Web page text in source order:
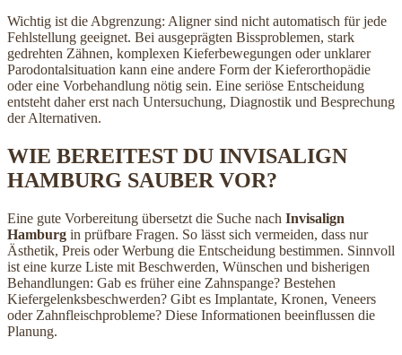
Wichtig ist die Abgrenzung: Aligner sind nicht automatisch für jede
Fehlstellung geeignet. Bei ausgeprägten Bissproblemen, stark
gedrehten Zähnen, komplexen Kieferbewegungen oder unklarer
Parodontalsituation kann eine andere Form der Kieferorthopädie
oder eine Vorbehandlung nötig sein. Eine seriöse Entscheidung
entsteht daher erst nach Untersuchung, Diagnostik und Besprechung
der Alternativen.
WIE BEREITEST DU INVISALIGN
HAMBURG SAUBER VOR?
Eine gute Vorbereitung übersetzt die Suche nach Invisalign
Hamburg in prüfbare Fragen. So lässt sich vermeiden, dass nur
Ästhetik, Preis oder Werbung die Entscheidung bestimmen. Sinnvoll
ist eine kurze Liste mit Beschwerden, Wünschen und bisherigen
Behandlungen: Gab es früher eine Zahnspange? Bestehen
Kiefergelenksbeschwerden? Gibt es Implantate, Kronen, Veneers
oder Zahnfleischprobleme? Diese Informationen beeinflussen die
Planung.